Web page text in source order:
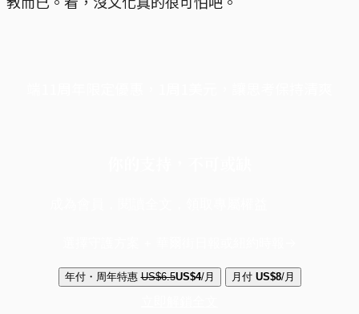
年付・周年特惠 US$6.5US$4/月 月付 US$8/月